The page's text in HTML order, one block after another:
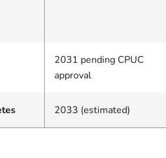
2031 pending CPUC
approval
2033 (estimated)